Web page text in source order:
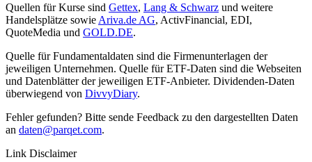
Quellen für Kurse sind Gettex, Lang & Schwarz und weitere
Handelsplätze sowie Ariva.de AG, ActivFinancial, EDI,
QuoteMedia und GOLD.DE.
Quelle für Fundamentaldaten sind die Firmenunterlagen der
jeweiligen Unternehmen. Quelle für ETF-Daten sind die Webseiten
und Datenblätter der jeweiligen ETF-Anbieter. Dividenden-Daten
überwiegend von DivvyDiary.
Fehler gefunden? Bitte sende Feedback zu den dargestellten Daten
an daten@parqet.com.
Link Disclaimer